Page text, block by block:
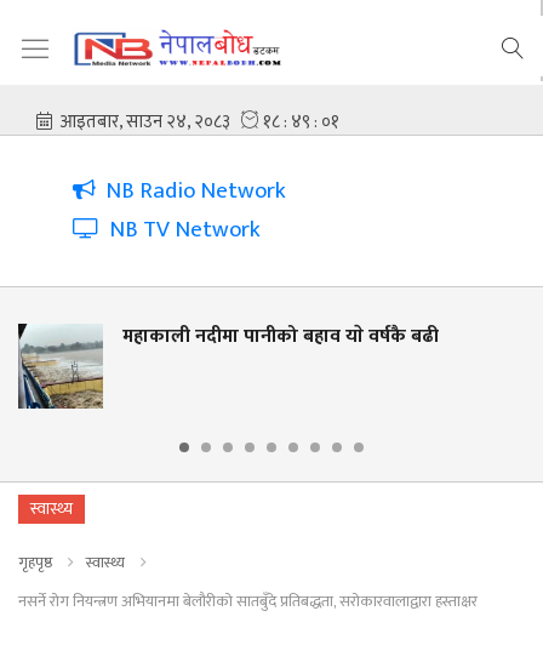
NB Radio Network
NB TV Network
महाकाली नदीमा पानीको बहाव याे वर्षकै बढी
स्वास्थ्य
गृहपृष्ठ
स्वास्थ्य
नसर्ने रोग नियन्त्रण अभियानमा बेलौरीको सातबुँदे प्रतिबद्धता, सरोकारवालाद्वारा हस्ताक्षर